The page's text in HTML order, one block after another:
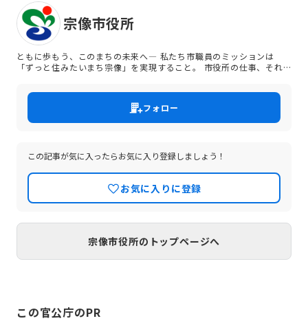
宗像市役所
ともに歩もう、このまちの未来へ― 私たち市職員のミッションは
「ずっと住みたいまち宗像」を実現すること。 市役所の仕事、それ
り、そこで暮らす人々の営みを支え、未来へつないでいくことです。
私たち宗像市職員は、子どもたちが健やかに育ち、すべての世代が安
心して暮らせる「住みたい、住み続けたいまち」を目指して日々、奔
走しています。宗像市に関わる人々が築いてきた歴史と、まちへの
に関わる仲間です。公務員試験対策は一切不要。学歴も問いません。
のまちの未来へ挑戦しませんか？
フォロー
この記事が気に入ったらお気に入り登録しましょう！
お気に入りに登録
宗像市役所のトップページへ
この官公庁のPR